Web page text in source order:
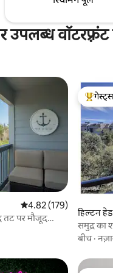
उपलब्ध
औसत रेटिंग 5 में से 4.82,
4.82 (179)
तट पर मौजूद
गेस्ट्स
हिल्टन
समुद्र का
बीच·